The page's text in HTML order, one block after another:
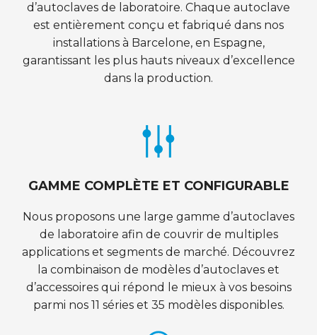
d’autoclaves de laboratoire. Chaque autoclave
est entièrement conçu et fabriqué dans nos
installations à Barcelone, en Espagne,
garantissant les plus hauts niveaux d’excellence
dans la production.
GAMME COMPLÈTE ET CONFIGURABLE
Nous proposons une large gamme d’autoclaves
de laboratoire afin de couvrir de multiples
applications et segments de marché. Découvrez
la combinaison de modèles d’autoclaves et
d’accessoires qui répond le mieux à vos besoins
parmi nos 11 séries et 35 modèles disponibles.